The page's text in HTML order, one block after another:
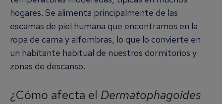
hogares. Se alimenta principalmente de las
escamas de piel humana que encontramos en la
ropa de cama y alfombras, lo que lo convierte en
un habitante habitual de nuestros dormitorios y
zonas de descanso.
¿Cómo afecta el Dermatophagoides